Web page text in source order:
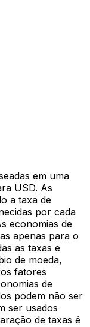
em uma
USD. As
a taxa de
por cada
economias de
apenas para o
as taxas e
de moeda,
fatores
de
podem não ser
ser usados
de taxas é